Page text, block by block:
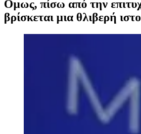
Ομως, πίσω από την
βρίσκεται μια θλιβερή